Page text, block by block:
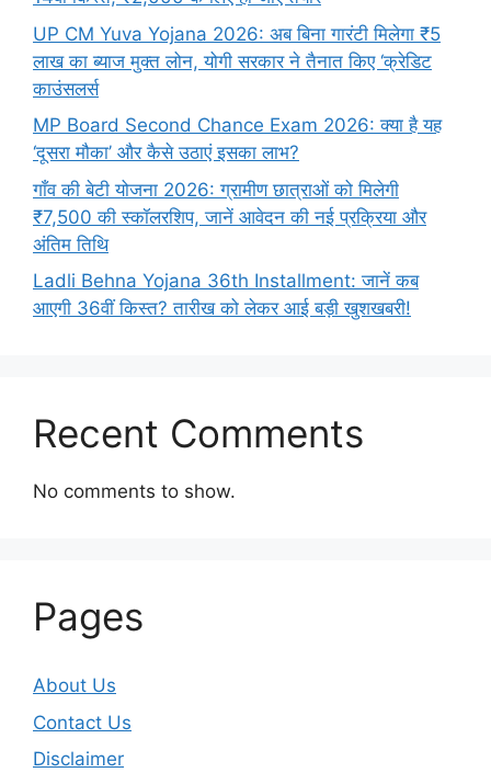
UP CM Yuva Yojana 2026: अब बिना गारंटी मिलेगा ₹5
लाख का ब्याज मुक्त लोन, योगी सरकार ने तैनात किए ‘क्रेडिट
काउंसलर्स
MP Board Second Chance Exam 2026: क्या है यह
‘दूसरा मौका’ और कैसे उठाएं इसका लाभ?
गाँव की बेटी योजना 2026: ग्रामीण छात्राओं को मिलेगी
₹7,500 की स्कॉलरशिप, जानें आवेदन की नई प्रक्रिया और
अंतिम तिथि
Ladli Behna Yojana 36th Installment: जानें कब
आएगी 36वीं किस्त? तारीख को लेकर आई बड़ी खुशखबरी!
Recent Comments
No comments to show.
Pages
About Us
Contact Us
Disclaimer